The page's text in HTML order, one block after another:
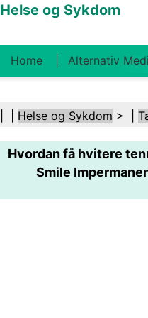
Helse og Sykdom
Home Alternativ
Kosthold Og Ernæring
Helsebransjen
Helse og Sykdom > |
Hvordan få hvitere
Smile